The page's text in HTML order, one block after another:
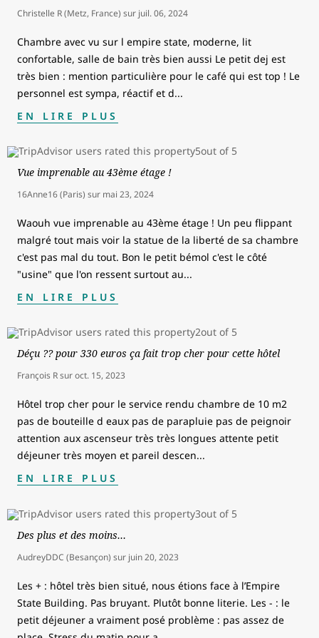
Christelle R (Metz, France) sur juil. 06, 2024
Chambre avec vu sur l empire state, moderne, lit
confortable, salle de bain très bien aussi Le petit dej est
très bien : mention particulière pour le café qui est top ! Le
personnel est sympa, réactif et d...
EN LIRE PLUS
Vue imprenable au 43ème étage !
16Anne16 (Paris) sur mai 23, 2024
Waouh vue imprenable au 43ème étage ! Un peu flippant
malgré tout mais voir la statue de la liberté de sa chambre
c'est pas mal du tout. Bon le petit bémol c'est le côté
"usine" que l'on ressent surtout au...
EN LIRE PLUS
Déçu ?? pour 330 euros ça fait trop cher pour cette hôtel
François Rsuroct. 15, 2023
Hôtel trop cher pour le service rendu chambre de 10 m2
pas de bouteille d eaux pas de parapluie pas de peignoir
attention aux ascenseur très très longues attente petit
déjeuner très moyen et pareil descen...
EN LIRE PLUS
Des plus et des moins…
AudreyDDC (Besançon) sur juin 20, 2023
Les + : hôtel très bien situé, nous étions face à l’Empire
State Building. Pas bruyant. Plutôt bonne literie. Les - : le
petit déjeuner a vraiment posé problème : pas assez de